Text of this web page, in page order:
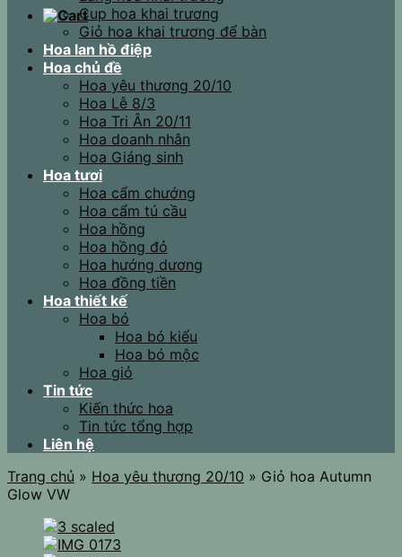
Cup hoa khai trương
Giỏ hoa khai trương để bàn
Hoa lan hồ điệp
Hoa chủ đề
Hoa yêu thương 20/10
Hoa Lễ 8/3
Hoa Tri Ân 20/11
Hoa doanh nhân
Hoa Giáng sinh
Hoa tươi
Hoa cẩm chướng
Hoa cẩm tú cầu
Hoa hồng
Hoa hồng đỏ
Hoa hướng dương
Hoa đồng tiền
Hoa thiết kế
Hoa bó
Hoa bó kiểu
Hoa bó mộc
Hoa giỏ
Tin tức
Kiến thức hoa
Tin tức tổng hợp
Liên hệ
Trang chủ » Hoa yêu thương 20/10 » Giỏ hoa Autumn
Glow VW